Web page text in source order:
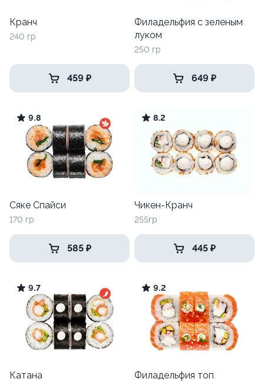
Кранч
240 гр
459 ₽
Филадельфия с зеленым
луком
250 гр
649 ₽
9.8
Сяке Спайси
170 гр
585 ₽
8.2
Чикен-Кранч
255гр
445 ₽
9.7
Катана
9.2
Филадельфия топ